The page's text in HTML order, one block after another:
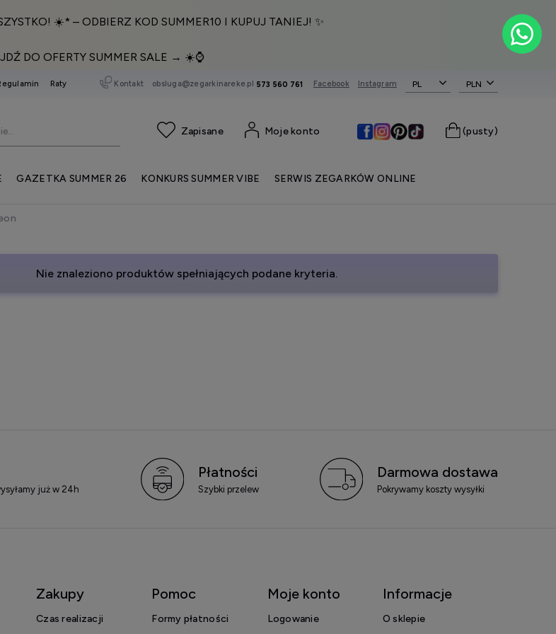
☀️* – ODBIERZ KOD SUMMER10 I KUPUJ TANIEJ! ✨
DO OFERTY SUMMER SALE → ☀️⌚️
Raty Kontakt obsluga@zegarkinareke.pl 573 560 761 Facebook Instagram PL
(pusty)
Moje konto
GAZETKA SUMMER 26 KONKURS SUMMER VIBE
SERWIS ZEGARKÓW ONLINE
Nie znaleziono produktów spełniających podane kryteria.
już w 24h
Płatności
Szybki przelew
Darmowa dostawa
Pokrywamy koszty wysyłki
Zakupy
Czas realizacji
Pomoc
Formy płatności
Moje konto
Logowanie
Informacje
O sklepie